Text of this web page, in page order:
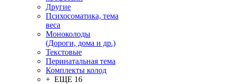
Другие
Психосоматика, тема
веса
Моноколоды
(Дороги, дома и др.)
Текстовые
Перинатальная тема
Комплекты колод
+ ЕЩЕ 16